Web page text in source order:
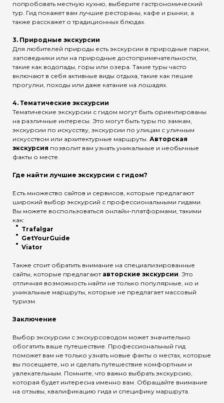
попробовать местную кухню, выберите гастрономический
тур. Гид покажет вам лучшие рестораны, кафе и рынки, а
также расскажет о традиционных блюдах.
3. Природные экскурсии
Для любителей природы есть экскурсии в природные парки,
заповедники или на природные достопримечательности,
такие как водопады, горы или озера. Такие туры часто
включают в себя активные виды отдыха, такие как пешие
прогулки, походы или даже катание на лошадях.
4. Тематические экскурсии
Тематические экскурсии с гидом могут быть ориентированы
на различные интересы. Это могут быть туры по замкам,
экскурсии по искусству, экскурсии по улицам с уличным
искусством или архитектурные маршруты. Авторская
экскурсия позволит вам узнать уникальные и необычные
факты о месте.
Где найти лучшие экскурсии с гидом?
Есть множество сайтов и сервисов, которые предлагают
широкий выбор экскурсий с профессиональными гидами.
Вы можете воспользоваться онлайн-платформами, такими
как:
Trafalgar
GetYourGuide
Viator
Также стоит обратить внимание на специализированные
сайты, которые предлагают авторские экскурсии. Это
отличная возможность найти не только популярные, но и
уникальные маршруты, которые не предлагает массовый
туризм.
Заключение
Выбор экскурсии с экскурсоводом может значительно
обогатить ваше путешествие. Профессиональный гид
поможет вам не только узнать новые факты о местах, которые
вы посещаете, но и сделать путешествие комфортным и
увлекательным. Помните, что важно выбрать экскурсию,
которая будет интересна именно вам. Обращайте внимание
на отзывы, квалификацию гида и специфику маршрута.